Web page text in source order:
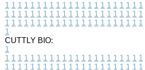
1 1 1 1 1 1 1 1 1 1 1 1 1 1 1 1 1 1 1 1 1 1
1 1 1 1 1 1 1 1 1 1 1 1 1 1 1 1 1 1 1 1 1 1
1 1 1 1 1 1 1 1 1 1 1 1 1 1 1 1 1 1 1 1 1 1
1
CUTTLY BIO:
1
1 1 1 1 1 1 1 1 1 1 1 1 1 1 1 1 1 1 1 1 1 1
1 1 1 1 1 1 1 1 1 1 1 1 1 1 1 1 1 1 1 1 1 1